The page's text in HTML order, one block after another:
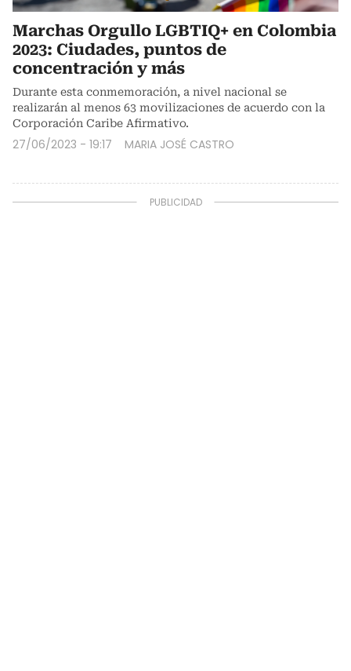
Marchas Orgullo LGBTIQ+ en Colombia
2023: Ciudades, puntos de
concentración y más
Durante esta conmemoración, a nivel nacional se
realizarán al menos 63 movilizaciones de acuerdo con la
Corporación Caribe Afirmativo.
27/06/2023 - 19:17 MARIA JOSÉ CASTRO